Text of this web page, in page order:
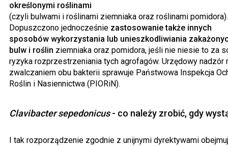
określonymi roślinami
(czyli bulwami i roślinami ziemniaka oraz roślinami pomidora).
Dopuszczono jednocześnie zastosowanie także innych
sposobów wykorzystania lub unieszkodliwiania
bulw i roślin ziemniaka oraz pomidora, jeśli nie niesie to za
ryzyka rozprzestrzeniania tych agrofagów. Urzędowy nadzór
zwalczaniem obu bakterii sprawuje Państwowa Inspekcja
Roślin i Nasiennictwa (PIORiN).
Clavibacter sepedonicus- co należy zrobić, gdy
I tak rozporządzenie zgodnie z unijnymi dyrektywami